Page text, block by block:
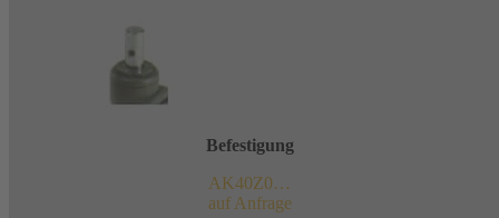
Befestigung
AK40Z0…
auf Anfrage